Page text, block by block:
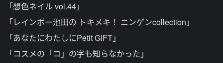
「想色ネイル vol.44」
「レインボー池田の トキメキ！ ニンゲンcollection」
「あなたにわたしにPetit GIFT」
「コスメの「コ」の字も知らなかった」